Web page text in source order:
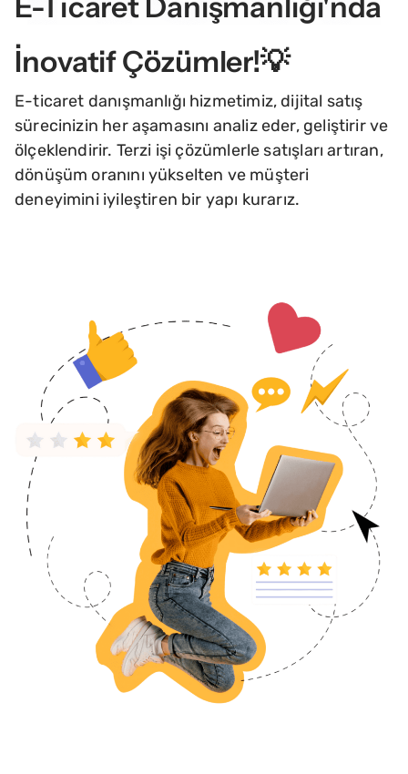
İnovatif Çözümler!💡
E-ticaret danışmanlığı hizmetimiz, dijital satış
sürecinizin her aşamasını analiz eder, geliştirir ve
ölçeklendirir. Terzi işi çözümlerle satışları artıran,
dönüşüm oranını yükselten ve müşteri
deneyimini iyileştiren bir yapı kurarız.